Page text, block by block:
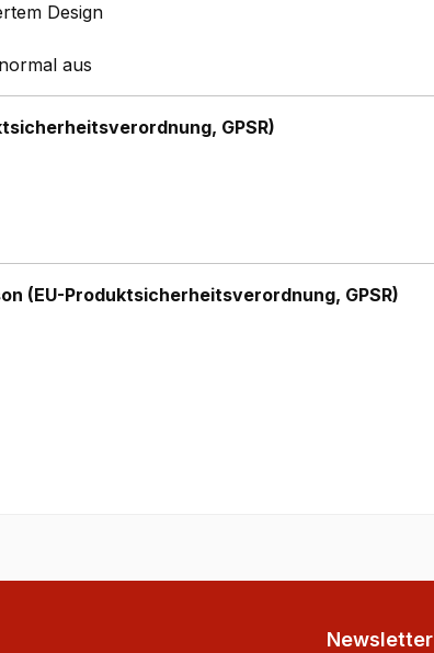
Design
aus
GPSR)
(EU-Produktsicherheitsverordnung, GPSR)
Newsletter